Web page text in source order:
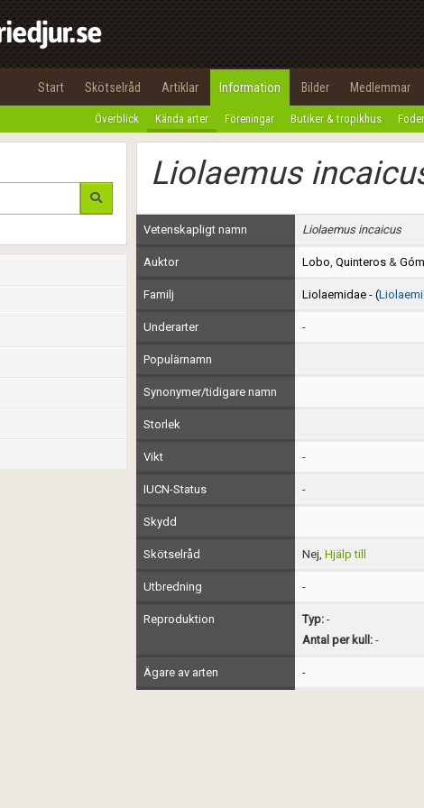
Start Skötselråd Artiklar Information Bilder Medlemmar
Överblick Kända arter Föreningar Butiker & tropikhus
Liolaemus
Vetenskapligt namn Liolaemus incaicus
Auktor Lobo, Quinteros&
Familj Liolaemidae - (
Underarter -
Populärnamn
Synonymer/tidigare namn
Storlek
Vikt -
IUCN-Status -
Skydd
Skötselråd Nej, Hjälp till
Utbredning -
Reproduktion Typ:-
Antal per kull:-
Ägare av arten -
OK
integritetspolicy
Namn:
Epost:
Användarnamn:
Lösenord:
Terms of Service
Begär nytt lösenord